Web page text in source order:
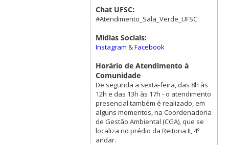
Chat UFSC:
#Atendimento_Sala_Verde_UFSC
Mídias Sociais:
Instagram &Facebook
Horário de Atendimento à
Comunidade
De segunda a sexta-feira, das 8h às
12h e das 13h às 17h - o atendimento
presencial também é realizado, em
alguns momentos, na Coordenadoria
de Gestão Ambiental (CGA), que se
localiza no prédio da Reitoria II, 4º
andar.